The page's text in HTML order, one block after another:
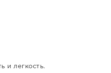
и легкость.